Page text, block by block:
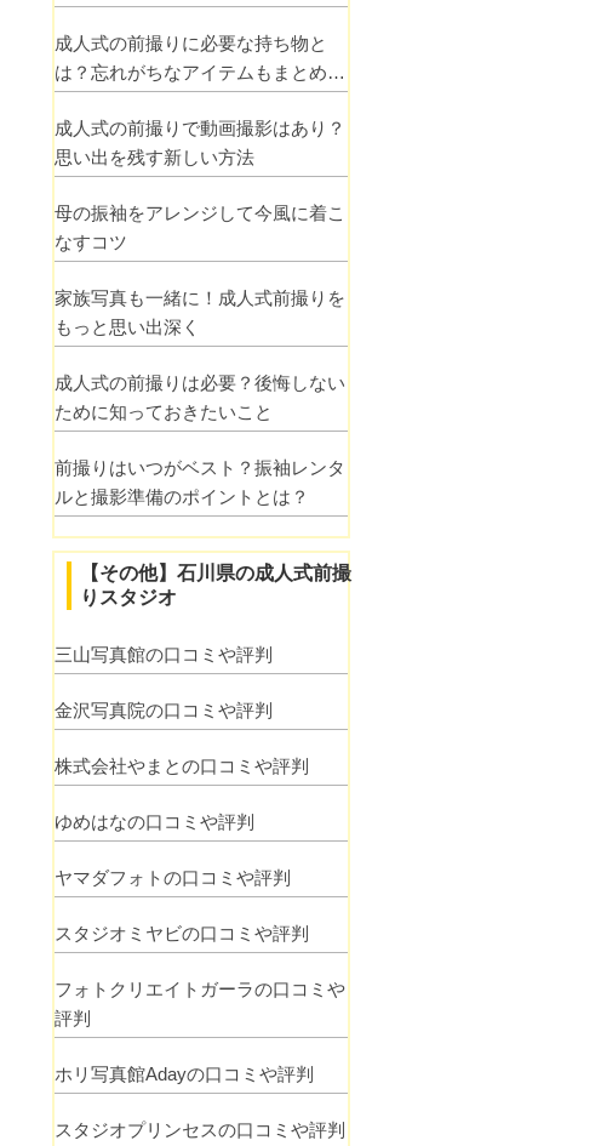
成人式の前撮りに必要な持ち物と
は？忘れがちなアイテムもまとめて
成人式の前撮りで動画撮影はあり？
思い出を残す新しい方法
母の振袖をアレンジして今風に着こ
なすコツ
家族写真も一緒に！成人式前撮りを
もっと思い出深く
成人式の前撮りは必要？後悔しない
ために知っておきたいこと
前撮りはいつがベスト？振袖レンタ
ルと撮影準備のポイントとは？
【その他】石川県の成人式前撮
りスタジオ
三山写真館の口コミや評判
金沢写真院の口コミや評判
株式会社やまとの口コミや評判
ゆめはなの口コミや評判
ヤマダフォトの口コミや評判
スタジオミヤビの口コミや評判
フォトクリエイトガーラの口コミや
評判
ホリ写真館Adayの口コミや評判
スタジオプリンセスの口コミや評判